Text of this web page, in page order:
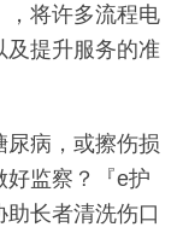
，将许多流程电
及提升服务的准
尿病，或擦伤损
好监察？『e护
长者清洗伤口